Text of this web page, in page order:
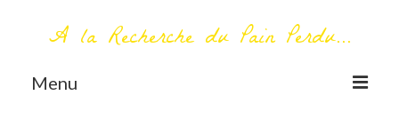
A la Recherche du Pain Perdu...
Menu